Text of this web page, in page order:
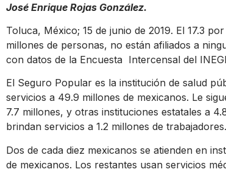
José Enrique Rojas González.
Toluca, México; 15 de junio de 2019. El 17.3
millones de personas, no están afiliados a
con datos de la Encuesta Intercensal del
El Seguro Popular es la institución de salud
servicios a 49.9 millones de mexicanos. Le
7.7 millones, y otras instituciones estatales a
brindan servicios a 1.2 millones de trabajadores.
Dos de cada diez mexicanos se atienden en
de mexicanos. Los restantes usan servicios